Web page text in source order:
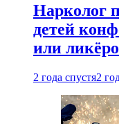
Нарколог
детей
или
2 года спустя2